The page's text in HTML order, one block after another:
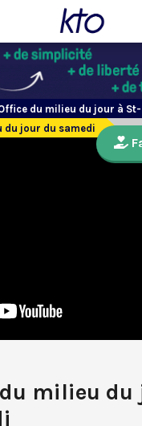
du milieu du jour à
du jour du samedi
milieu du